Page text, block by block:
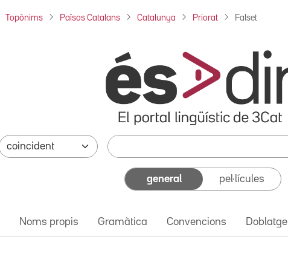
Topònims Països Catalans Catalunya Priorat Falset
general pel·lícules
Noms propis Gramàtica Convencions Doblatge